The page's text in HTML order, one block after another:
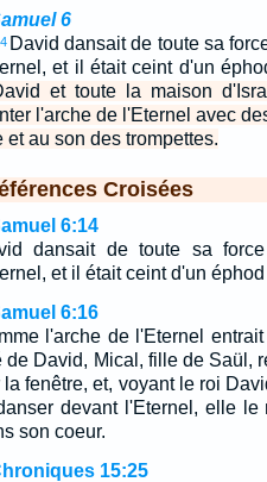
6
David dansait de toute sa
et il était ceint d'un
et toute la maison
l'arche de l'Eternel avec
et au son des trompettes.
Croisées
6:14
dansait de toute sa
et il était ceint d'un
6:16
l'arche de l'Eternel
de David, Mical, fille de Saül,
la fenêtre, et, voyant le roi
devant l'Eternel, elle le
son coeur.
15:25